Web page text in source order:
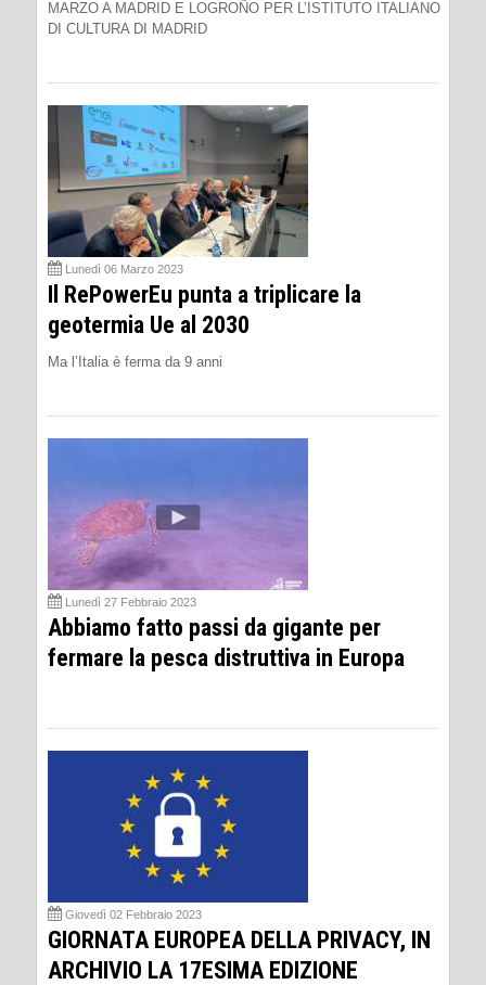
MARZO A MADRID E LOGROÑO PER L’ISTITUTO ITALIANO
DI CULTURA DI MADRID
Lunedì 06 Marzo 2023
Il RePowerEu punta a triplicare la
geotermia Ue al 2030
Ma l’Italia è ferma da 9 anni
Lunedì 27 Febbraio 2023
Abbiamo fatto passi da gigante per
fermare la pesca distruttiva in Europa
Giovedì 02 Febbraio 2023
GIORNATA EUROPEA DELLA PRIVACY, IN
ARCHIVIO LA 17ESIMA EDIZIONE